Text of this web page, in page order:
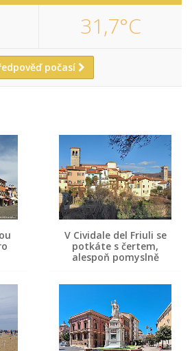
31,7°C
počasí
V Cividale del Friuli se
potkáte s čertem,
alespoň pomyslně